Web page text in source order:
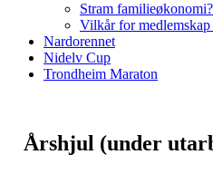
Stram familieøkonomi?
Vilkår for
Nardorennet
Nidelv Cup
Trondheim Maraton
Årshjul (under